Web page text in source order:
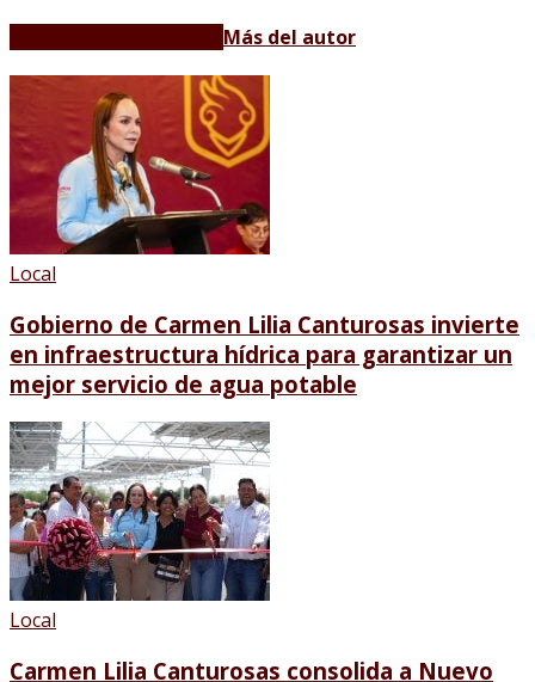
Más del autor
Local
Gobierno de Carmen Lilia Canturosas invierte
en infraestructura hídrica para garantizar un
mejor servicio de agua potable
Local
Carmen Lilia Canturosas consolida a Nuevo